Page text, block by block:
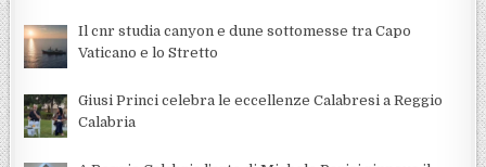
Il cnr studia canyon e dune sottomesse tra Capo
Vaticano e lo Stretto
Giusi Princi celebra le eccellenze Calabresi a Reggio
Calabria